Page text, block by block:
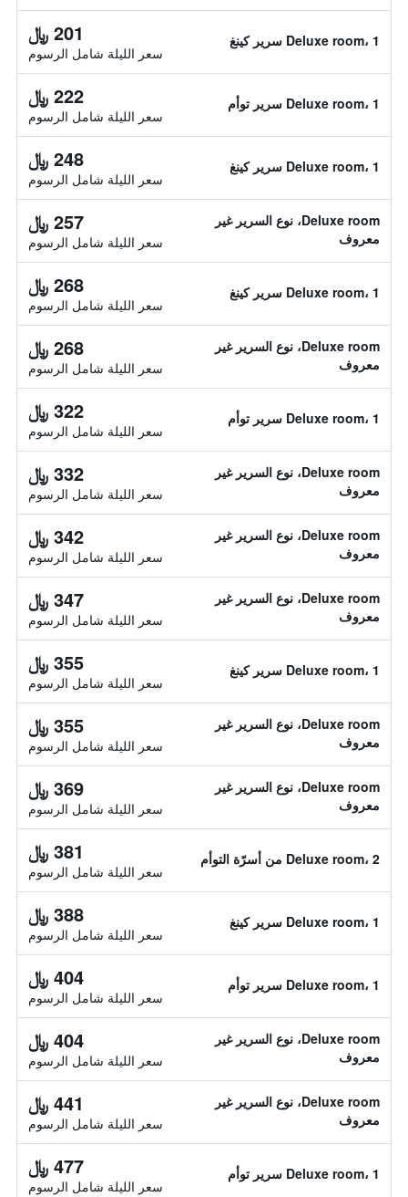
Deluxe room، 1 سرير كينغ 201 ﷼
سعر الليلة شامل الرسوم
Deluxe room، 1 سرير توأم 222 ﷼
سعر الليلة شامل الرسوم
Deluxe room، 1 سرير كينغ 248 ﷼
سعر الليلة شامل الرسوم
Deluxe room، نوع السرير غير
معروف
257 ﷼
سعر الليلة شامل الرسوم
Deluxe room، 1 سرير كينغ 268 ﷼
سعر الليلة شامل الرسوم
Deluxe room، نوع السرير غير
معروف
268 ﷼
سعر الليلة شامل الرسوم
Deluxe room، 1 سرير توأم 322 ﷼
سعر الليلة شامل الرسوم
Deluxe room، نوع السرير غير
معروف
332 ﷼
سعر الليلة شامل الرسوم
Deluxe room، نوع السرير غير
معروف
342 ﷼
سعر الليلة شامل الرسوم
Deluxe room، نوع السرير غير
معروف
347 ﷼
سعر الليلة شامل الرسوم
Deluxe room، 1 سرير كينغ 355 ﷼
سعر الليلة شامل الرسوم
Deluxe room، نوع السرير غير
معروف
355 ﷼
سعر الليلة شامل الرسوم
Deluxe room، نوع السرير غير
معروف
369 ﷼
سعر الليلة شامل الرسوم
Deluxe room، 2 من أسرّة التوأم 381 ﷼
سعر الليلة شامل الرسوم
Deluxe room، 1 سرير كينغ 388 ﷼
سعر الليلة شامل الرسوم
Deluxe room، 1 سرير توأم 404 ﷼
سعر الليلة شامل الرسوم
Deluxe room، نوع السرير غير
معروف
404 ﷼
سعر الليلة شامل الرسوم
Deluxe room، نوع السرير غير
معروف
441 ﷼
سعر الليلة شامل الرسوم
Deluxe room، 1 سرير توأم 477 ﷼
سعر الليلة شامل الرسوم